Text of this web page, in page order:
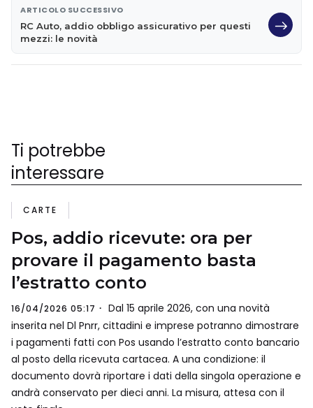
ARTICOLO SUCCESSIVO
RC Auto, addio obbligo assicurativo per questi
mezzi: le novità
Ti potrebbe
interessare
CARTE
Pos, addio ricevute: ora per
provare il pagamento basta
l’estratto conto
16/04/2026 05:17
Dal 15 aprile 2026, con una novità
inserita nel Dl Pnrr, cittadini e imprese potranno dimostrare
i pagamenti fatti con Pos usando l’estratto conto bancario
al posto della ricevuta cartacea. A una condizione: il
documento dovrà riportare i dati della singola operazione e
andrà conservato per dieci anni. La misura, attesa con il